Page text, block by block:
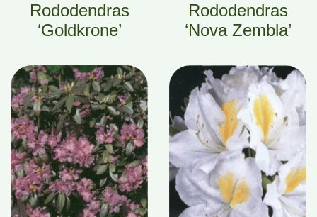
Rododendras
‘Goldkrone’
Rododendras
‘Nova Zembla’